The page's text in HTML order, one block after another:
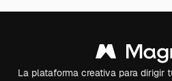
La plataforma creativa para dirigir